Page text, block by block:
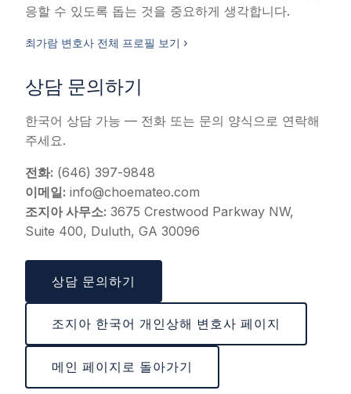
응할 수 있도록 돕는 것을 중요하게 생각합니다.
최가람 변호사 전체 프로필 보기 ›
상담 문의하기
한국어 상담 가능 — 전화 또는 문의 양식으로 연락해
주세요.
전화: (646) 397-9848
이메일: info@choemateo.com
조지아 사무소: 3675 Crestwood Parkway NW,
Suite 400, Duluth, GA 30096
상담 문의하기
조지아 한국어 개인상해 변호사 페이지
메인 페이지로 돌아가기